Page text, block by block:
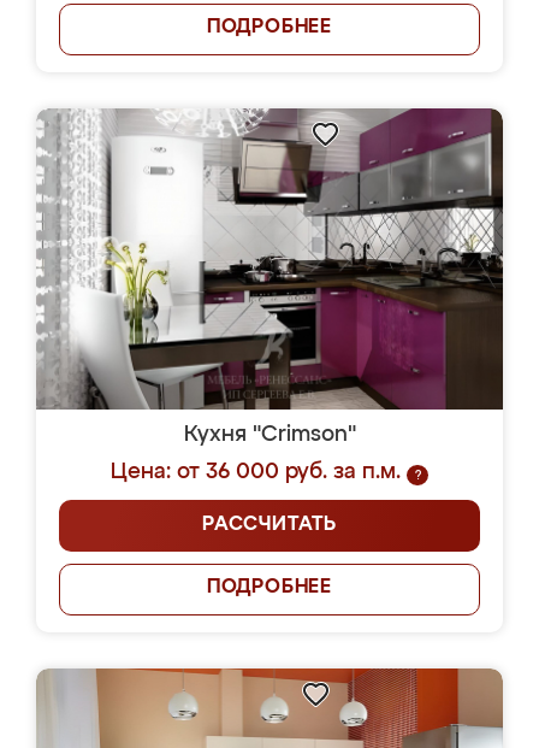
ПОДРОБНЕЕ
Кухня "Crimson"
Цена: от 36 000 руб. за п.м.
?
РАССЧИТАТЬ
ПОДРОБНЕЕ